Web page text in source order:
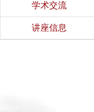
学术交流
讲座信息